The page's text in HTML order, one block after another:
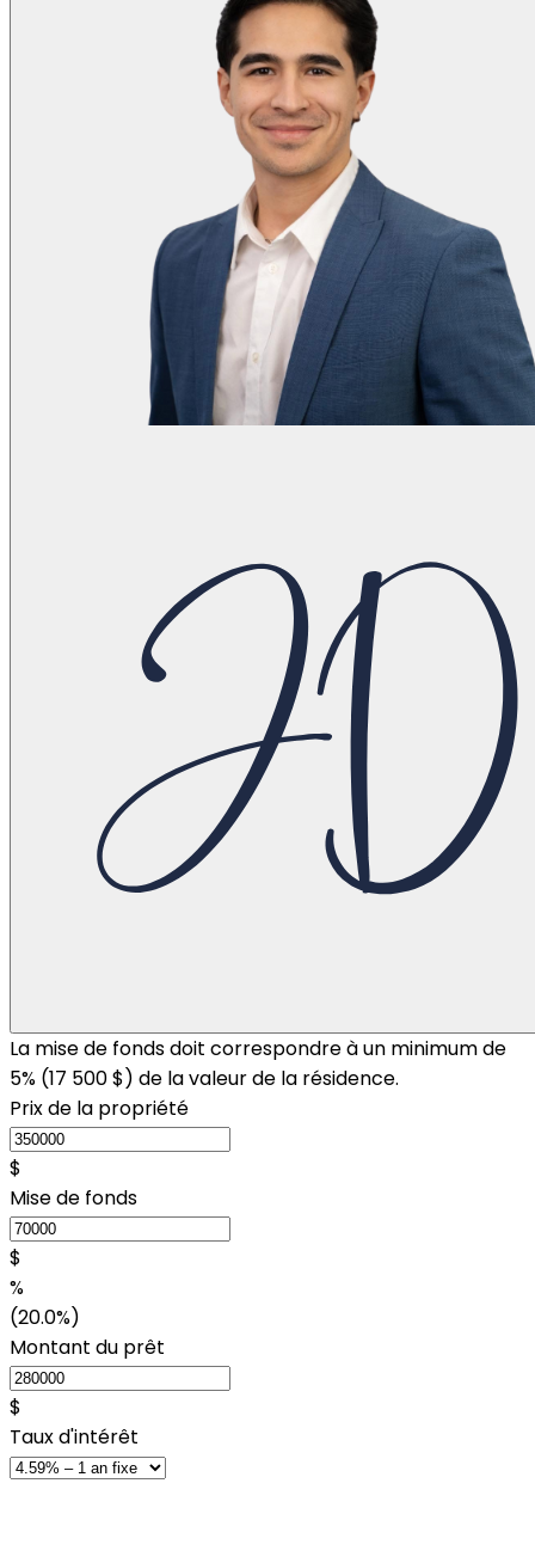
La mise de fonds doit correspondre à un minimum de
5% (17 500 $) de la valeur de la résidence.
Prix de la propriété
$
Mise de fonds
$
%
(20.0%)
Montant du prêt
$
Taux d'intérêt